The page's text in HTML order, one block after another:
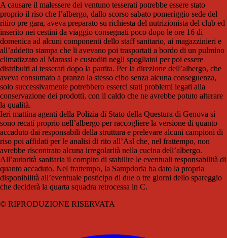
A causare il malessere dei ventuno tesserati potrebbe essere stato
proprio il riso che l’albergo, dallo scorso sabato pomeriggio sede del
ritiro pre gara, aveva preparato su richiesta del nutrizionista del club ed
inserito nei cestini da viaggio consegnati poco dopo le ore 16 di
domenica ad alcuni componenti dello staff sanitario, ai magazzinieri e
all’addetto stampa che li avevano poi trasportati a bordo di un pulmino
climatizzato al Marassi e custoditi negli spogliatoi per poi essere
distribuiti ai tesserati dopo la partita. Per la direzione dell’albergo, che
aveva consumato a pranzo la stesso cibo senza alcuna conseguenza,
solo successivamente potrebbero esserci stati problemi legati alla
conservazione dei prodotti, con il caldo che ne avrebbe potuto alterare
la qualità.
Ieri mattina agenti della Polizia di Stato della Questura di Genova si
sono recati proprio nell’albergo per raccogliere la versione di quanto
accaduto dai responsabili della struttura e prelevare alcuni campioni di
riso poi affidati per le analisi di rito all’Asl che, nel frattempo, non
avrebbe riscontrato alcuna irregolarità nella cucina dell’albergo.
All’autorità sanitaria il compito di stabilire le eventuali responsabilità di
quanto accaduto. Nel frattempo, la Sampdoria ha dato la propria
disponibilità all’eventuale posticipo di due o tre giorni dello spareggio
che deciderà la quarta squadra retrocessa in C.
© RIPRODUZIONE RISERVATA